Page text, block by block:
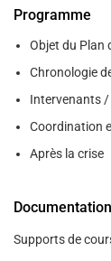
Programme
Objet du Plan
Chronologie
Intervenants /
Coordination
Après la crise
Documentation
Supports de